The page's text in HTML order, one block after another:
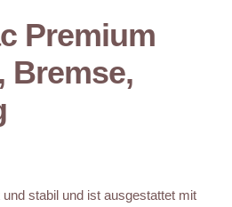
Premium
Bremse,
stabil und ist ausgestattet mit